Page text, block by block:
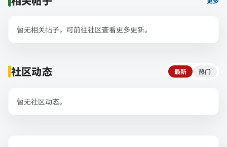
暂无相关帖子，可前往社区查看更多更新。
社区动态 最新 热门
暂无社区动态。